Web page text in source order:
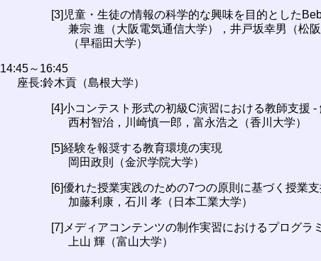
[3]児童・生徒の情報の科学的な興味を目的とした
兼宗 進（大阪電気通信大学），井戸坂幸男（松
（早稲田大学）
14:45～16:45
座長:鈴木貢（島根大学）
[4]小コンテスト形式の初級C演習における教師支援
西村智治，川崎慎一郎，富永浩之（香川大学）
[5]経験を報奨する教育環境の実現
岡田政則（金沢学院大学）
[6]優れた授業実践のための7つの原則に基づく授業
加藤利康，石川 孝（日本工業大学）
[7]メディアコンテンツの制作実習におけるプログラ
上山 輝（富山大学）